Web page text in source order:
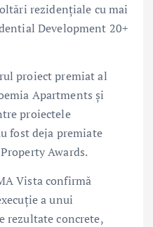
rezidențiale cu mai
Development 20+
proiect premiat al
Apartments și
proiectele
fost deja premiate
Awards.
Vista confirmă
a unui
rezultate concrete,